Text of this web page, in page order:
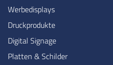
Werbedisplays
Druckprodukte
Digital Signage
Platten & Schilder